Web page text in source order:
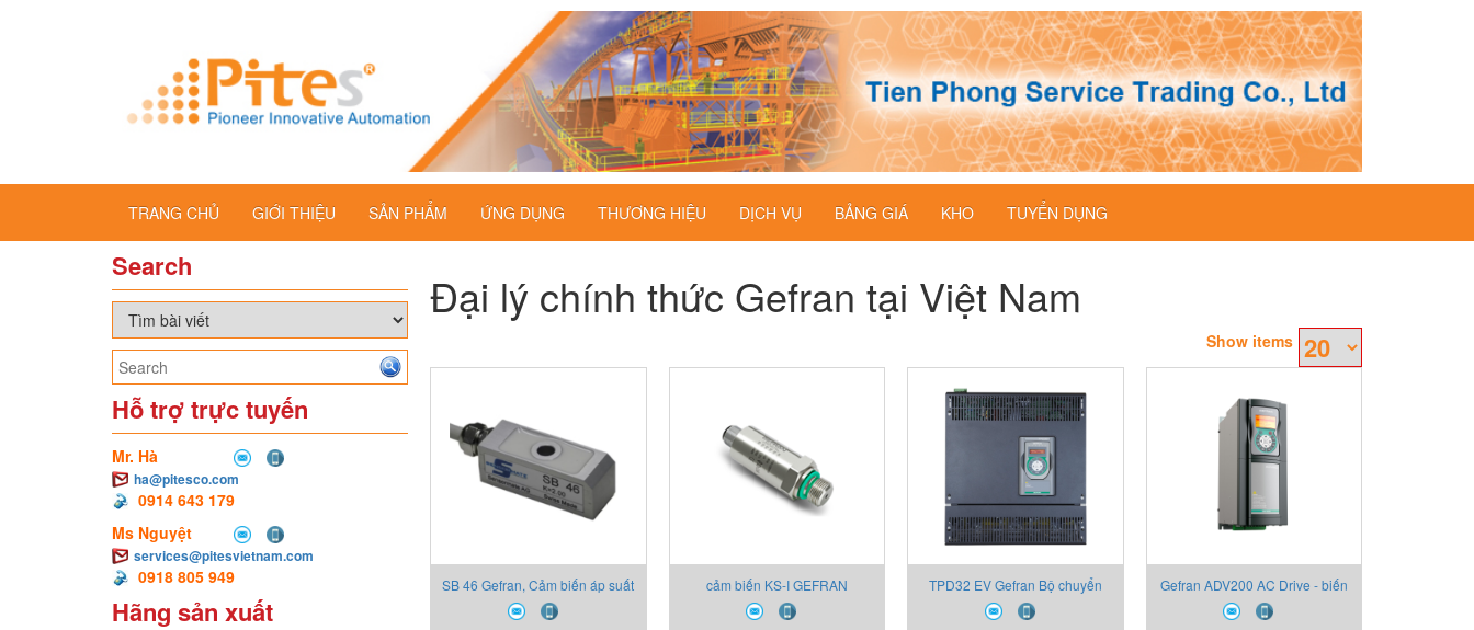
TRANG CHỦ GIỚI THIỆU SẢN PHẨM ỨNG DỤNG THƯƠNG HIỆU DỊCH VỤ BẢNG GIÁ KHO TUYỂN DỤNG
Search
Hỗ trợ trực tuyến
Mr. Hà
ha@pitesco.com
0914 643 179
Ms Nguyệt
services@pitesvietnam.com
0918 805 949
Hãng sản xuất
Đại lý chính thức Gefran tại Việt Nam
Show items
SB 46 Gefran, Cảm biến áp suất
Gefran
cảm biến KS-I GEFRAN
TPD32 EV Gefran Bộ chuyển
đổi kỹ thuật số Gefran
Gefran ADV200 AC Drive - biến
tần hãng Gefran